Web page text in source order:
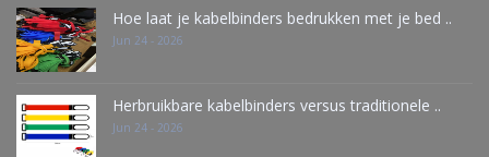
Hoe laat je kabelbinders bedrukken met je bed ..
Jun 24 - 2026
Herbruikbare kabelbinders versus traditionele ..
Jun 24 - 2026